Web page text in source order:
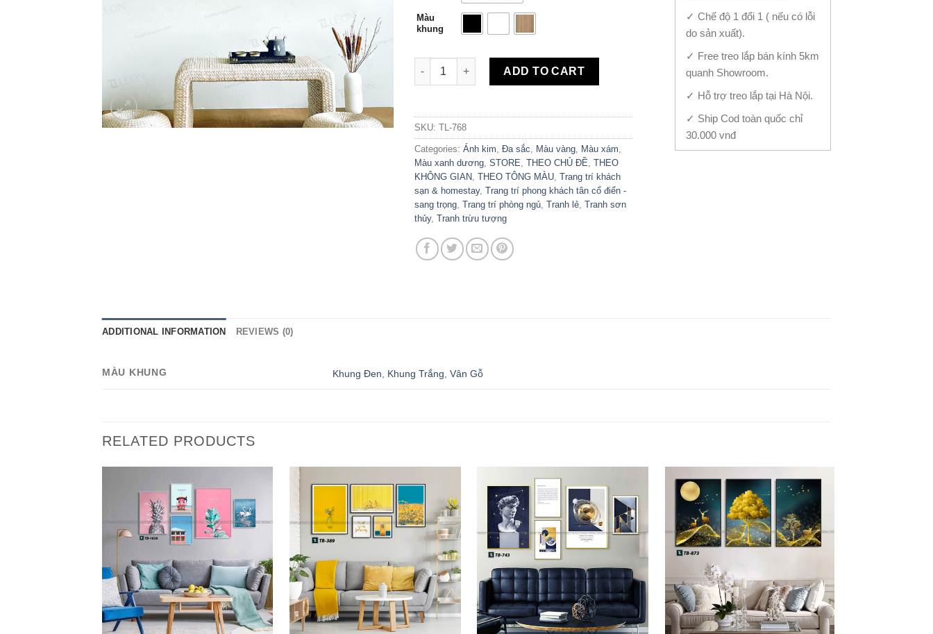
Màu
khung
Tranh Canvas Trừu Tượng Sơn Thủy TL-768 quantity
ADD TO CART
SKU: TL-768
Categories: Ánh kim Đa sắc Màu vàng Màu xám
Màu xanh dương STORE THEO CHỦ ĐỀ THEO
KHÔNG GIAN THEO TÔNG MÀU Trang trí khách
sạn & homestay, Trang trí phong khách tân cổ điển -
sang trọng Trang trí phòng ngủ Tranh lẻ Tranh sơn
thủy, Tranh trừu tượng
✓ Chế độ 1 đổi 1 ( nếu có lỗi
do sản xuất).
✓ Free treo lắp bán kính 5km
quanh Showroom.
✓ Hỗ trợ treo lắp tại Hà Nội.
✓ Ship Cod toàn quốc chỉ
30.000 vnđ
ADDITIONAL INFORMATION REVIEWS (0)
MÀU KHUNG Khung Đen Khung Trắng ,Vân Gỗ
RELATED PRODUCTS